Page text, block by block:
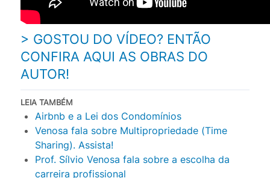
> GOSTOU DO VÍDEO? ENTÃO
CONFIRA AQUI AS OBRAS DO
AUTOR!
LEIA TAMBÉM
Airbnb e a Lei dos Condomínios
Venosa fala sobre Multipropriedade (Time
Sharing). Assista!
Prof. Sílvio Venosa fala sobre a escolha da
carreira profissional